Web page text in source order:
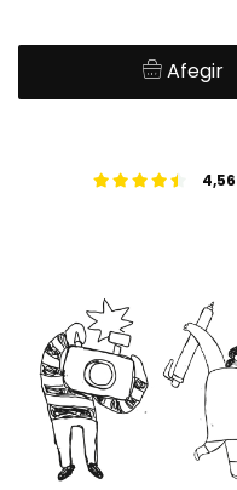
Afegir
4,56